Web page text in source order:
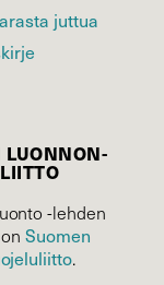
juttua
LUONNON­
-lehden
onSuomen
.